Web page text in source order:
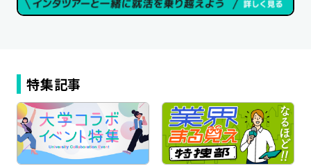
特集記事